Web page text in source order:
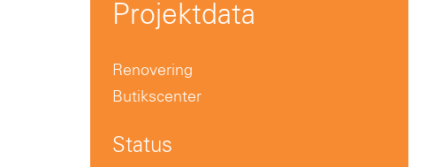
Projektdata
Renovering
Butikscenter
Status